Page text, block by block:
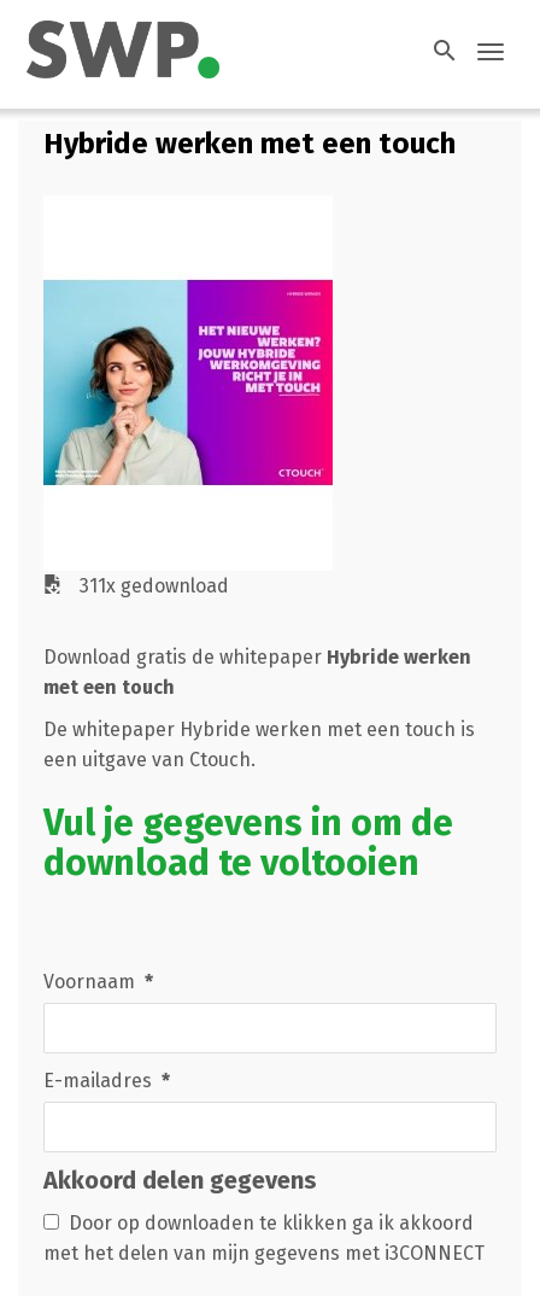
search
Hybride werken met een touch
311x gedownload
Download gratis de whitepaper Hybride werken
met een touch
De whitepaper Hybride werken met een touch is
een uitgave van Ctouch.
Vul je gegevens in om de
download te voltooien
Voornaam *
E-mailadres *
Akkoord delen gegevens
Door op downloaden te klikken ga ik akkoord
met het delen van mijn gegevens met i3CONNECT